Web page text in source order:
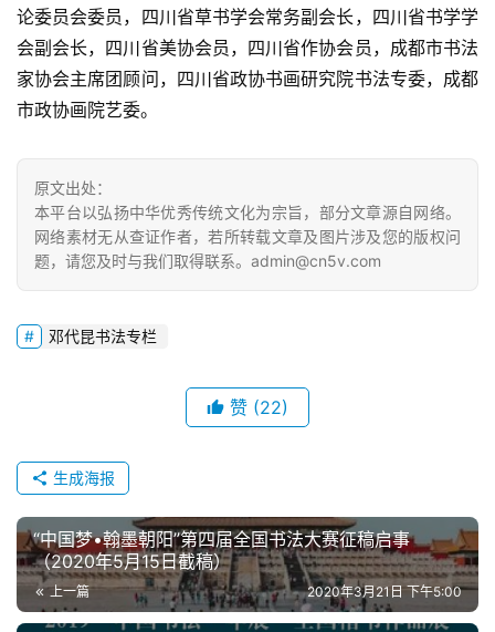
论委员会委员，四川省草书学会常务副会长，四川省书学学
会副会长，四川省美协会员，四川省作协会员，成都市书法
家协会主席团顾问，四川省政协书画研究院书法专委，成都
市政协画院艺委。
原文出处：
本平台以弘扬中华优秀传统文化为宗旨，部分文章源自网络。
网络素材无从查证作者，若所转载文章及图片涉及您的版权问
题，请您及时与我们取得联系。admin@cn5v.com
邓代昆书法专栏
赞 (22)
生成海报
“中国梦•翰墨朝阳”第四届全国书法大赛征稿启事
（2020年5月15日截稿）
上一篇 2020年3月21日 下午5:00